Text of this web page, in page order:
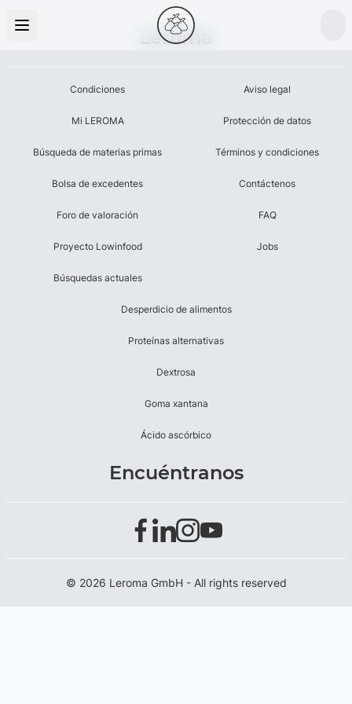
Leroma
Condiciones
Mi LEROMA
Búsqueda de materias primas
Bolsa de excedentes
Foro de valoración
Proyecto Lowinfood
Búsquedas actuales
Aviso legal
Protección de datos
Términos y condiciones
Contáctenos
FAQ
Jobs
Desperdicio de alimentos
Proteínas alternativas
Dextrosa
Goma xantana
Ácido ascórbico
Encuéntranos
© 2026 Leroma GmbH - All rights reserved